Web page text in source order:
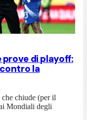
di playoff:
la
chiude (per il
Mondiali degli